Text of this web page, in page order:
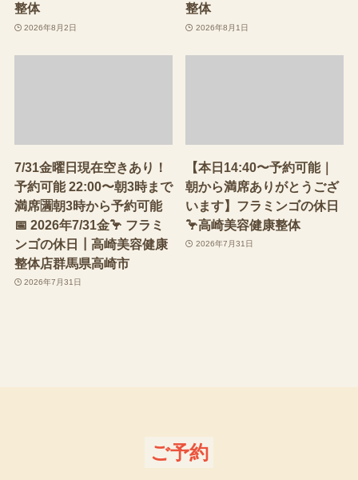
整体
2026年8月2日
整体
2026年8月1日
7/31金曜日現在空きあり！
予約可能 22:00〜朝3時まで
満席🈵朝3時から予約可能
📅 2026年7/31金🦩 フラミ
ンゴの休日┃高崎美容健康
整体店群馬県高崎市
2026年7月31日
【本日14:40〜予約可能｜
朝から満席ありがとうござ
います】フラミンゴの休日
🦩高崎美容健康整体
2026年7月31日
ご予約